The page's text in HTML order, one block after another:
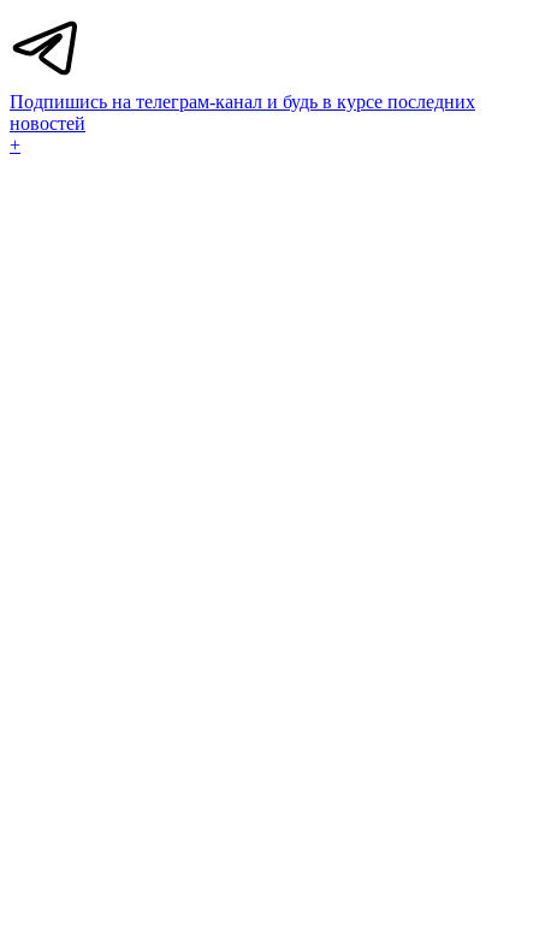
Подпишись на телеграм-канал и будь в курсе последних
новостей
+